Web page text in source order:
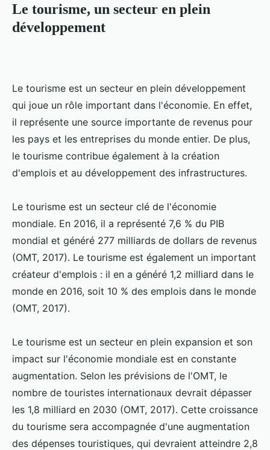
Le tourisme, un secteur en plein
développement
Le tourisme est un secteur en plein développement
qui joue un rôle important dans l'économie. En effet,
il représente une source importante de revenus pour
les pays et les entreprises du monde entier. De plus,
le tourisme contribue également à la création
d'emplois et au développement des infrastructures.
Le tourisme est un secteur clé de l'économie
mondiale. En 2016, il a représenté 7,6 % du PIB
mondial et généré 277 milliards de dollars de revenus
(OMT, 2017). Le tourisme est également un important
créateur d'emplois : il en a généré 1,2 milliard dans le
monde en 2016, soit 10 % des emplois dans le monde
(OMT, 2017).
Le tourisme est un secteur en plein expansion et son
impact sur l'économie mondiale est en constante
augmentation. Selon les prévisions de l'OMT, le
nombre de touristes internationaux devrait dépasser
les 1,8 milliard en 2030 (OMT, 2017). Cette croissance
du tourisme sera accompagnée d'une augmentation
des dépenses touristiques, qui devraient atteindre 2,8